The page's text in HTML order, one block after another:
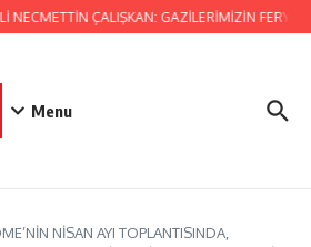
NECMETTİN ÇALIŞKAN: GAZİLERİMİZİN
Menu
NİSAN AYI TOPLANTISINDA,